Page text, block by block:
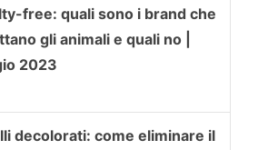
free: quali sono i brand che
gli animali e quali no |
2023
decolorati: come eliminare il